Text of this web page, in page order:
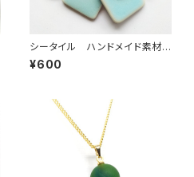
シータイル ハンドメイド素材
（水色・正方形）PS-8
¥600